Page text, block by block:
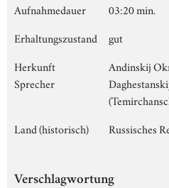
Aufnahmedauer
03:20 min.
Erhaltungszustand
gut
Herkunft
Sprecher
Andinskij
Land (historisch)
Russisches
Verschlagwortung